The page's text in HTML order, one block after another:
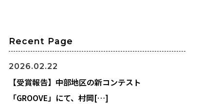
Recent Page
2026.02.22
【受賞報告】中部地区の新コンテスト
「GROOVE」にて、村岡[…]